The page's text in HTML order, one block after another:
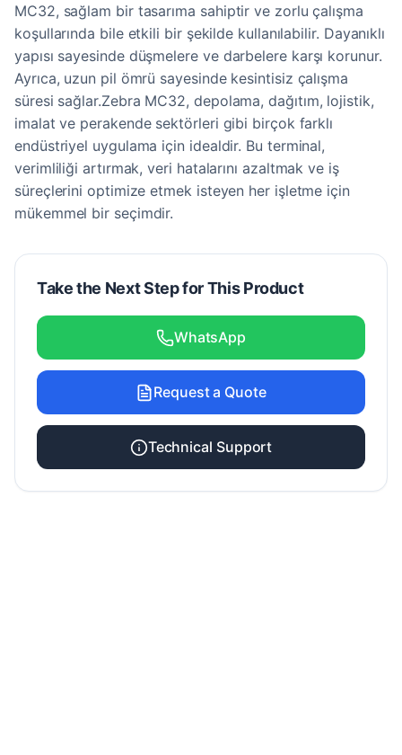
MC32, sağlam bir tasarıma sahiptir ve zorlu çalışma
koşullarında bile etkili bir şekilde kullanılabilir. Dayanıklı
yapısı sayesinde düşmelere ve darbelere karşı korunur.
Ayrıca, uzun pil ömrü sayesinde kesintisiz çalışma
süresi sağlar.Zebra MC32, depolama, dağıtım, lojistik,
imalat ve perakende sektörleri gibi birçok farklı
endüstriyel uygulama için idealdir. Bu terminal,
verimliliği artırmak, veri hatalarını azaltmak ve iş
süreçlerini optimize etmek isteyen her işletme için
mükemmel bir seçimdir.
Take the Next Step for This Product
WhatsApp
Request a Quote
Technical Support